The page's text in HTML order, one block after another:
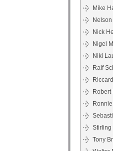
Mike
Nick
Nigel
Niki
Ralf
Robert
Stirling
Tony